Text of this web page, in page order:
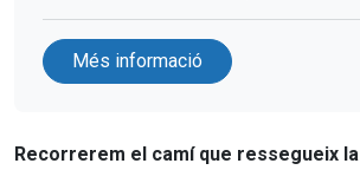
Més informació
Recorrerem el camí que ressegueix